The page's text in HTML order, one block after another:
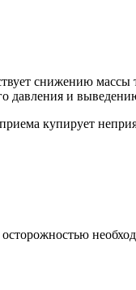
снижению массы
давления и
купирует